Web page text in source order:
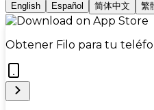
English Español 简体中文 繁
Obtener Filo para tu